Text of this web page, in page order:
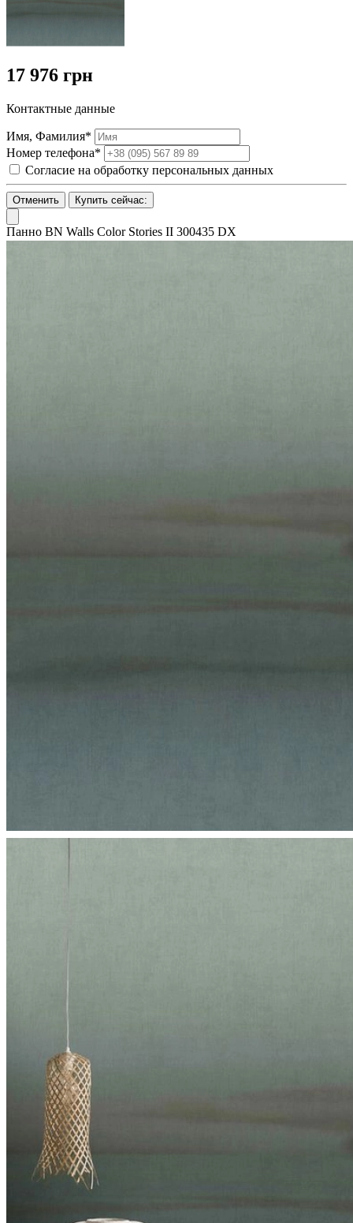
17 976 грн
Контактные данные
Имя, Фамилия*
Номер телефона*
Согласие на обработку персональных данных
Отменить Купить сейчас:
Панно BN Walls Color Stories II 300435 DX